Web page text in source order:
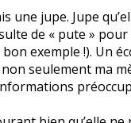
une jupe. Jupe
de « pute »
exemple !). Un
non seulement ma